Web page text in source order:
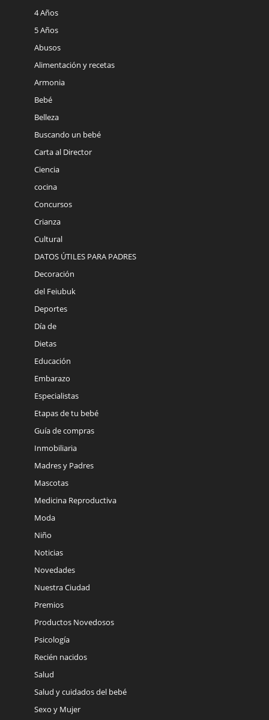
4 Años
5 Años
Abusos
Alimentación y recetas
Armonia
Bebé
Belleza
Buscando un bebé
Carta al Director
Ciencia
cocina
Concursos
Crianza
Cultural
DATOS ÚTILES PARA PADRES
Decoración
del Feiubuk
Deportes
Día de
Dietas
Educación
Embarazo
Especialistas
Etapas de tu bebé
Guía de compras
Inmobiliaria
Madres y Padres
Mascotas
Medicina Reproductiva
Moda
Niño
Noticias
Novedades
Nuestra Ciudad
Premios
Productos Novedosos
Psicología
Recién nacidos
Salud
Salud y cuidados del bebé
Sexo y Mujer